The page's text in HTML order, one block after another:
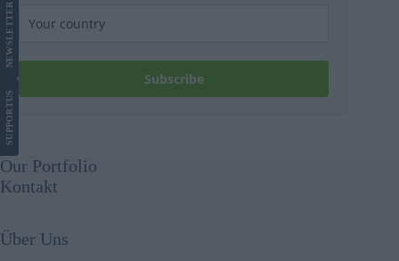
Subscribe
SUPPORT
US
NEWS
LETTER
Our Portfolio
Kontakt
Über Uns